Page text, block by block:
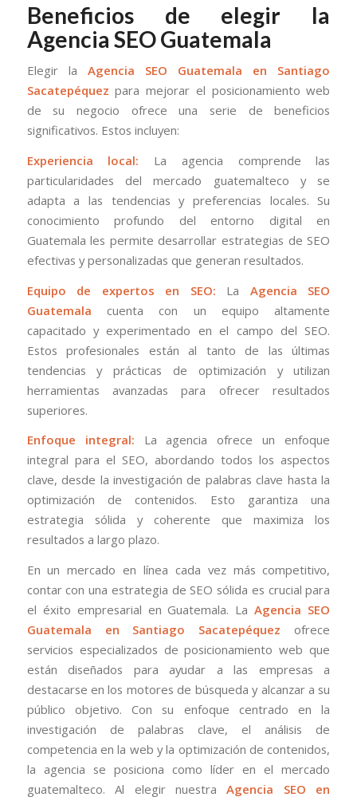
Beneficios de elegir la
Agencia SEO Guatemala
Elegir la Agencia SEO Guatemala en Santiago
Sacatepéquez para mejorar el posicionamiento web
de su negocio ofrece una serie de beneficios
significativos. Estos incluyen:
Experiencia local: La agencia comprende las
particularidades del mercado guatemalteco y se
adapta a las tendencias y preferencias locales. Su
conocimiento profundo del entorno digital en
Guatemala les permite desarrollar estrategias de SEO
efectivas y personalizadas que generan resultados.
Equipo de expertos en SEO: La Agencia SEO
Guatemala cuenta con un equipo altamente
capacitado y experimentado en el campo del SEO.
Estos profesionales están al tanto de las últimas
tendencias y prácticas de optimización y utilizan
herramientas avanzadas para ofrecer resultados
superiores.
Enfoque integral: La agencia ofrece un enfoque
integral para el SEO, abordando todos los aspectos
clave, desde la investigación de palabras clave hasta la
optimización de contenidos. Esto garantiza una
estrategia sólida y coherente que maximiza los
resultados a largo plazo.
En un mercado en línea cada vez más competitivo,
contar con una estrategia de SEO sólida es crucial para
el éxito empresarial en Guatemala. LaAgencia SEO
Guatemala en Santiago Sacatepéquez ofrece
servicios especializados de posicionamiento web que
están diseñados para ayudar a las empresas a
destacarse en los motores de búsqueda y alcanzar a su
público objetivo. Con su enfoque centrado en la
investigación de palabras clave, el análisis de
competencia en la web y la optimización de contenidos,
la agencia se posiciona como líder en el mercado
guatemalteco. Al elegir nuestraAgencia SEO en